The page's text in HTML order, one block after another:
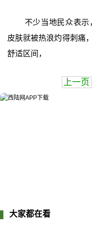
不少当地民众表
皮肤就被热浪灼得刺痛
舒适区间，
上一页
大家都在看